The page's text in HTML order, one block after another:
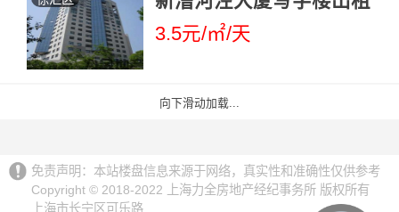
3.5元/㎡/天
向下滑动加载...
免责声明：本站楼盘信息来源于网络，真实性和准确性仅供参考
Copyright © 2018-2022 上海力全房地产经纪事务所 版权所有
上海市长宁区可乐路